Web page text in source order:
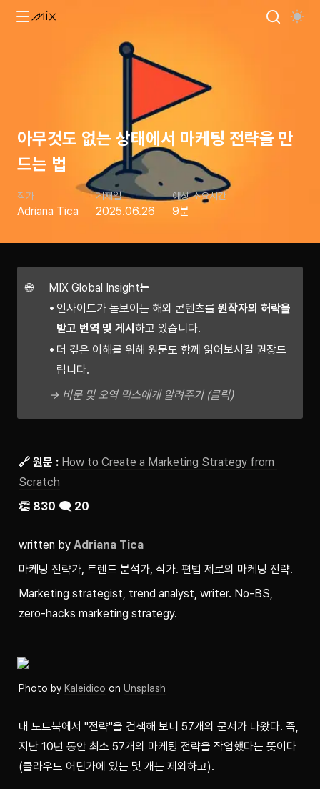
아무것도 없는 상태에서 마케팅 전략을 만
드는 법
작가
Adriana Tica
게재일
2025.06.26
예상 소요시간
9분
🌐
MIX Global Insight는
인사이트가 돋보이는 해외 콘텐츠를원작자의 허락을
받고 번역 및 게시하고 있습니다.
더 깊은 이해를 위해 원문도 함께 읽어보시길 권장드
립니다.
→ 비문 및 오역 믹스에게 알려주기 (클릭)
🔗 원문 : How to Create a Marketing Strategy from
Scratch
👏 830 🗨️ 20
written by Adriana Tica
마케팅 전략가, 트렌드 분석가, 작가. 편법 제로의 마케팅 전략.
Marketing strategist, trend analyst, writer. No-BS,
zero-hacks marketing strategy.
Photo by Kaleidico on Unsplash
내 노트북에서 "전략"을 검색해 보니 57개의 문서가 나왔다. 즉,
지난 10년 동안 최소 57개의 마케팅 전략을 작업했다는 뜻이다
(클라우드 어딘가에 있는 몇 개는 제외하고).